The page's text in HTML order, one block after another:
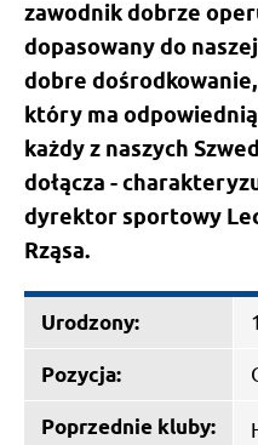
zawodnik dobrze
dopasowany do
dobre
który ma
każdy z naszych
dołącza -
dyrektor sportowy
Rząsa.
Urodzony:
Pozycja:
Poprzednie kluby: